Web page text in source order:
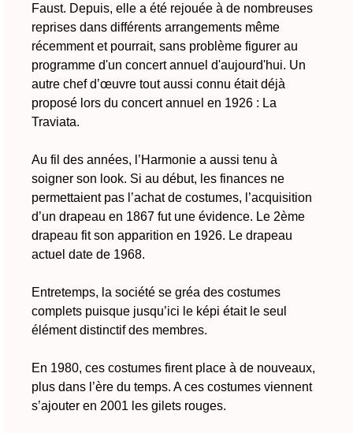
Faust. Depuis, elle a été rejouée à de nombreuses
reprises dans différents arrangements même
récemment et pourrait, sans problème figurer au
programme d'un concert annuel d'aujourd'hui. Un
autre chef d’œuvre tout aussi connu était déjà
proposé lors du concert annuel en 1926 : La
Traviata.
Au fil des années, l’Harmonie a aussi tenu à
soigner son look. Si au début, les finances ne
permettaient pas l’achat de costumes, l’acquisition
d’un drapeau en 1867 fut une évidence. Le 2ème
drapeau fit son apparition en 1926. Le drapeau
actuel date de 1968.
Entretemps, la société se gréa des costumes
complets puisque jusqu’ici le képi était le seul
élément distinctif des membres.
En 1980, ces costumes firent place à de nouveaux,
plus dans l’ère du temps. A ces costumes viennent
s’ajouter en 2001 les gilets rouges.